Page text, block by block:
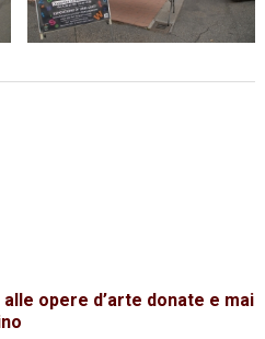
opere d’arte donate e mai